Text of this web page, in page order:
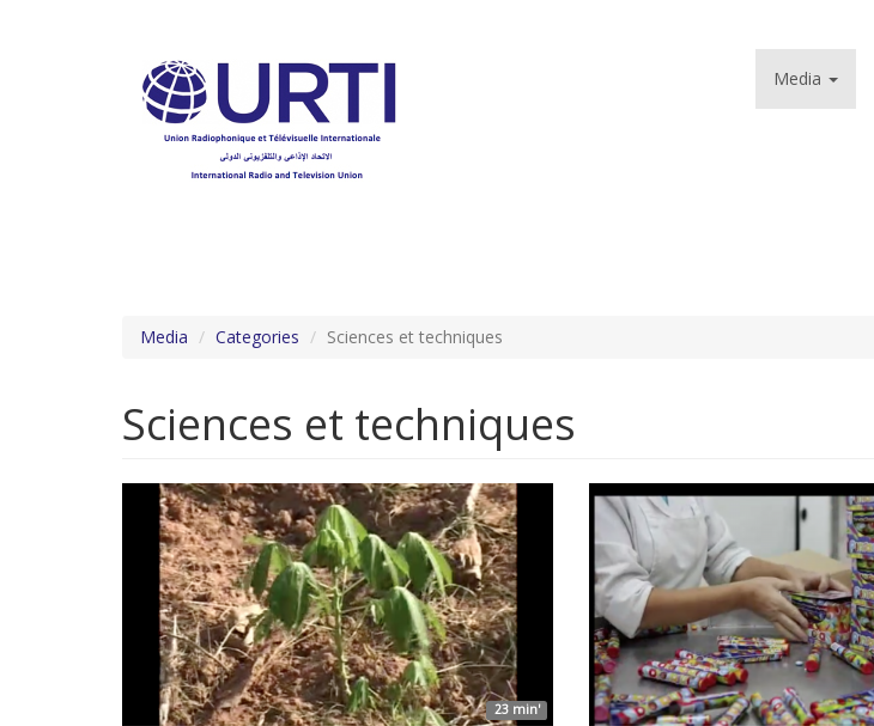
Media
Media Categories Sciences et techniques
Sciences et techniques
23 min'